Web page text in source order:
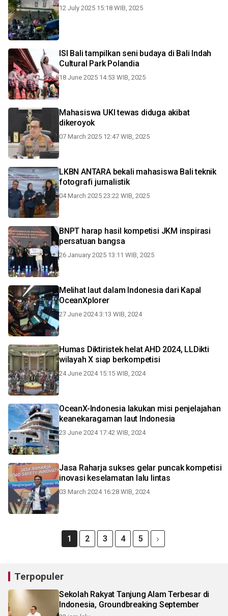
12 July 2025 15:18 WIB, 2025
ISI Bali tampilkan seni budaya di Bali Indah
Cultural Park Polandia
18 June 2025 14:53 WIB, 2025
Mahasiswa UKI tewas diduga akibat
dikeroyok
07 March 2025 12:47 WIB, 2025
LKBN ANTARA bekali mahasiswa Bali teknik
fotografi jurnalistik
04 March 2025 23:22 WIB, 2025
BNPT harap hasil kompetisi JKM inspirasi
persatuan bangsa
26 January 2025 13:11 WIB, 2025
Melihat laut dalam Indonesia dari Kapal
OceanXplorer
27 June 2024 3:13 WIB, 2024
Humas Diktiristek helat AHD 2024, LLDikti
wilayah X siap berkompetisi
24 June 2024 15:15 WIB, 2024
OceanX-Indonesia lakukan misi penjelajahan
keanekaragaman laut Indonesia
23 June 2024 17:42 WIB, 2024
Jasa Raharja sukses gelar puncak kompetisi
inovasi keselamatan lalu lintas
03 March 2024 16:28 WIB, 2024
1 2 3 4 5
Terpopuler
Sekolah Rakyat Tanjung Alam Terbesar di
Indonesia, Groundbreaking September